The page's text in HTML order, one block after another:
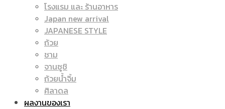
แก้ว
แก้ว
โรงแรม และ ร้านอาหาร
Japan new arrival
JAPANESE STYLE
ถ้วย
ชาม
จานซูชิ
ถ้วยน้ำจิ้ม
ศิลาดล
ผลงานของเรา